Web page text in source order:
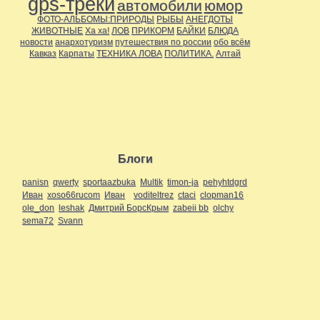
gps-треки автомобили юмор
ФОТО-АЛЬБОМЫ:ПРИРОДЫ РЫБЫ АНЕГДОТЫ
ЖИВОТНЫЕ Ха ха! ЛОВ ПРИКОРМ БАЙКИ БЛЮДА
новости анархотуризм путешествия по россии обо всём
Кавказ Карпаты ТЕХНИКА ЛОВА ПОЛИТИКА. Алтай
Блоги
panisn qwerty sportaazbuka Multik timon-ja pehyhtdgrd
Иван xoso66rucom Иван voditeltrez ctaci clopman16
ole_don leshak Дмитрий БорсКрым zabeii bb olchy
sema72 Svann